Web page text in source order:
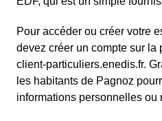
Pour accéder ou créer votre
devez créer un compte sur la
client-particuliers.enedis.fr.
les habitants de Pagnoz
informations personnelles ou